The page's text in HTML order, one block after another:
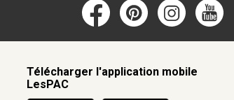
Télécharger l'application mobile
LesPAC